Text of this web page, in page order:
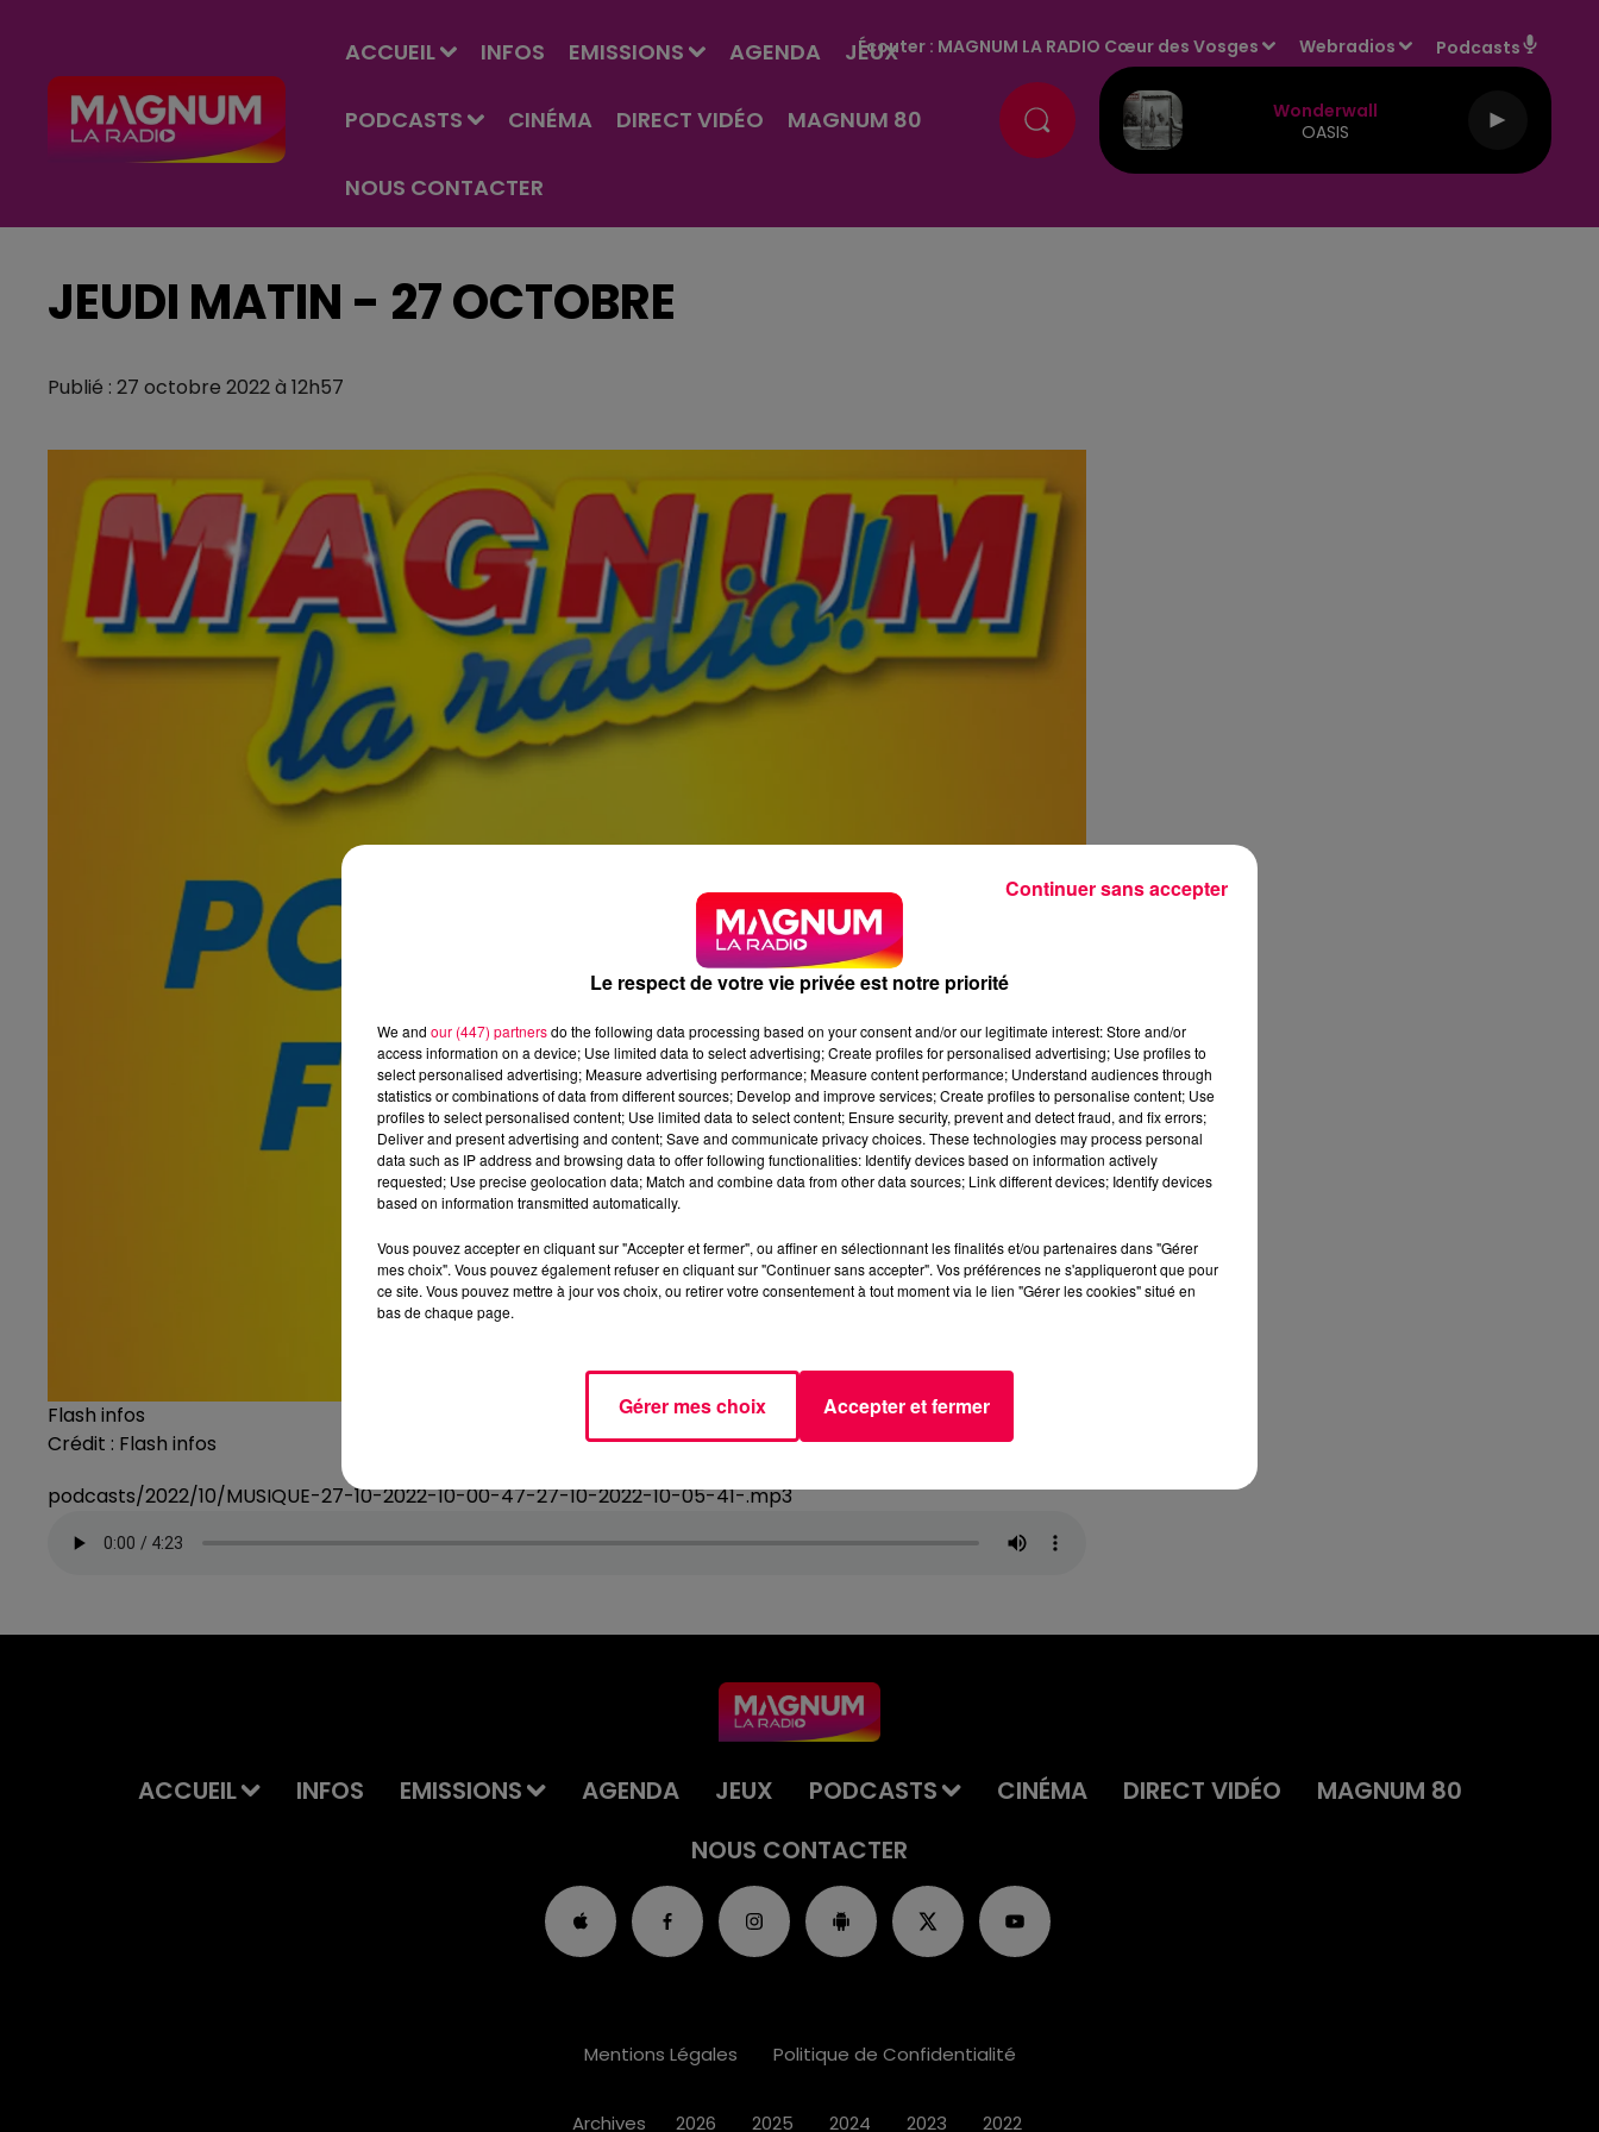
ACCUEIL INFOS EMISSIONS AGENDA JEUX
PODCASTS CINÉMA DIRECT VIDÉO MAGNUM 80
NOUS CONTACTER
Écouter : MAGNUM LA RADIO Cœur des Vosges Webradios Podcasts
Wonderwall
OASIS
JEUDI MATIN - 27 OCTOBRE
Publié : 27 octobre 2022 à 12h57
Flash infos
Crédit : Flash infos
podcasts/2022/10/MUSIQUE-27-10-2022-10-00-47-27-10-2022-10-05-41-.mp3
ACCUEIL INFOS EMISSIONS AGENDA JEUX PODCASTS CINÉMA DIRECT VIDÉO
MAGNUM 80
NOUS CONTACTER
Mentions Légales Politique de Confidentialité
Archives 2026 2025 2024 2023 2022
Le respect de votre vie privée est notre priorité
We and our (447) partnersdo the following data processing based on your consent and/or our legitimate interest: Store and/or
access information on a device; Use limited data to select advertising; Create profiles for personalised advertising; Use profiles to
select personalised advertising; Measure advertising performance; Measure content performance; Understand audiences through
statistics or combinations of data from different sources; Develop and improve services; Create profiles to personalise content; Use
profiles to select personalised content; Use limited data to select content; Ensure security, prevent and detect fraud, and fix errors;
Deliver and present advertising and content; Save and communicate privacy choices. These technologies may process personal
data such as IP address and browsing data to offer following functionalities: Identify devices based on information actively
requested; Use precise geolocation data; Match and combine data from other data sources; Link different devices; Identify devices
based on information transmitted automatically.
Vous pouvez accepter en cliquant sur "Accepter et fermer", ou affiner en sélectionnant les finalités et/ou partenaires dans "Gérer
mes choix". Vous pouvez également refuser en cliquant sur "Continuer sans accepter". Vos préférences ne s'appliqueront que pour
ce site. Vous pouvez mettre à jour vos choix, ou retirer votre consentement à tout moment via le lien "Gérer les cookies" situé en
bas de chaque page.
Gérer mes choix Accepter et fermer
Continuer sans accepter